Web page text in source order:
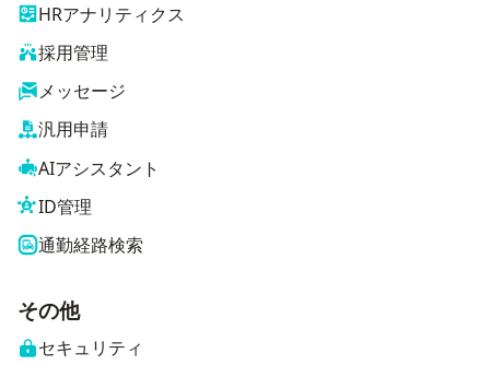
HRアナリティクス
採用管理
メッセージ
汎用申請
AIアシスタント
ID管理
通勤経路検索
その他
セキュリティ